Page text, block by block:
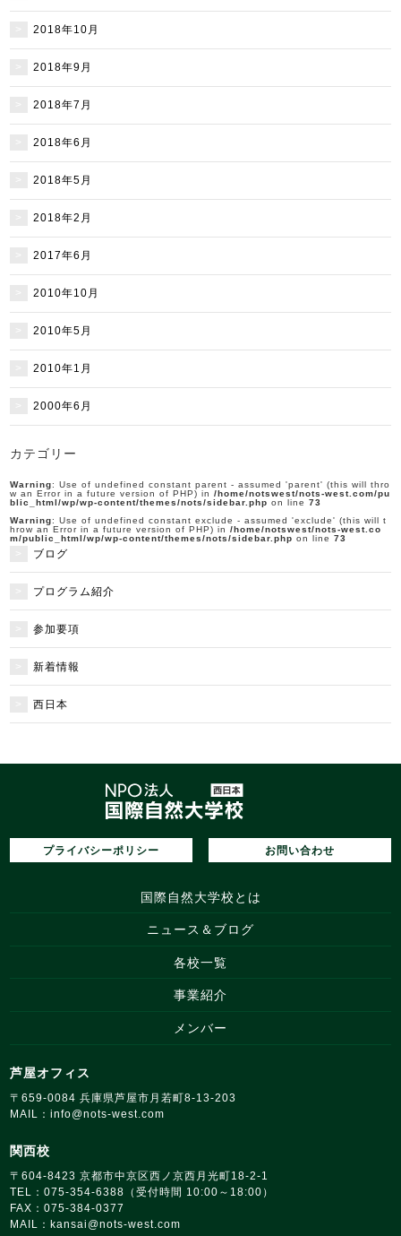
2018年10月
2018年9月
2018年7月
2018年6月
2018年5月
2018年2月
2017年6月
2010年10月
2010年5月
2010年1月
2000年6月
カテゴリー
Warning: Use of undefined constant parent - assumed 'parent' (this will thro
w an Error in a future version of PHP) in/home/notswest/nots-west.com/pu
blic_html/wp/wp-content/themes/nots/sidebar.php on line73
Warning: Use of undefined constant exclude - assumed 'exclude' (this will t
hrow an Error in a future version of PHP) in/home/notswest/nots-west.co
m/public_html/wp/wp-content/themes/nots/sidebar.php on line73
ブログ
プログラム紹介
参加要項
新着情報
西日本
プライバシーポリシー お問い合わせ
国際自然大学校とは
ニュース＆ブログ
各校一覧
事業紹介
メンバー
芦屋オフィス
〒659‑0084 兵庫県芦屋市月若町8‑13‑203
MAIL：info@nots‑west.com
関西校
〒604-8423 京都市中京区西ノ京西月光町18‑2‑1
TEL：075-354-6388（受付時間 10:00～18:00）
FAX：075-384-0377
MAIL： kansai@nots‑west.com